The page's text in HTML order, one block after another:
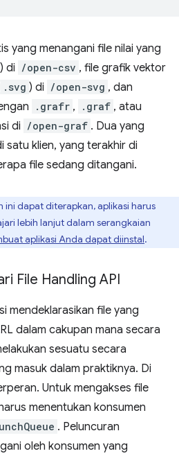
yang menangani file nilai yang
) di /open-csv , file grafik vektor
.svg ) di /open-svg , dan
.grafr , .graf , atau
di /open-graf . Dua yang
satu klien, yang terakhir di
file sedang ditangani.
ini dapat diterapkan, aplikasi harus
lebih lanjut dalam serangkaian
aplikasi Anda dapat diinstal.
File Handling API
mendeklarasikan file yang
dalam cakupan mana secara
sesuatu secara
masuk dalam praktiknya. Di
Untuk mengakses file
menentukan konsumen
. Peluncuran
oleh konsumen yang